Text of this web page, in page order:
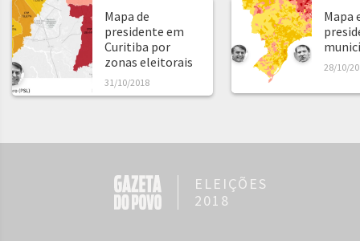
Mapa de
presidente em
Curitiba por
zonas eleitorais
31/10/2018
Mapa
28/10/
ELEIÇÕES
2018